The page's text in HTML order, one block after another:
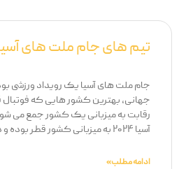
تیم های جام ملت های آسیا
جام ملت های آسیا یک رویداد ورزشی
جهانی، بهترین کشور هایی که فوتبال
رقابت به میزبانی یک کشور جمع می
آسیا ۲۰۲۴ به میزبانی کشور قطر بوده و در
ادامه مطلب »